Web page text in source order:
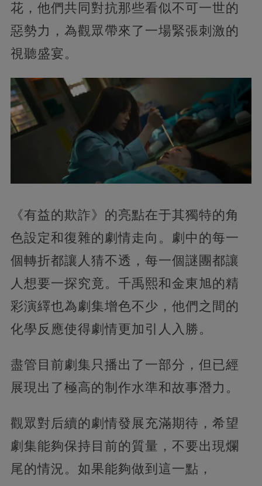
花，他們共同對抗那些看似不可一世的
惡勢力，為觀眾帶來了一場緊張刺激的
視聽盛宴。
《有益的欺詐》的亮點在于其獨特的角
色設定和復雜的劇情走向。劇中的每一
個轉折都讓人猜不透，每一個謎團都讓
人想要一探究竟。千禹熙和金東旭的精
彩演繹也為劇集增色不少，他們之間的
化學反應使得劇情更加引人入勝。
盡管目前劇集只播出了一部分，但已經
展現出了極高的制作水準和故事潛力。
觀眾對后續的劇情發展充滿期待，希望
劇集能夠保持目前的質量，不要出現爛
尾的情況。如果能夠做到這一點，